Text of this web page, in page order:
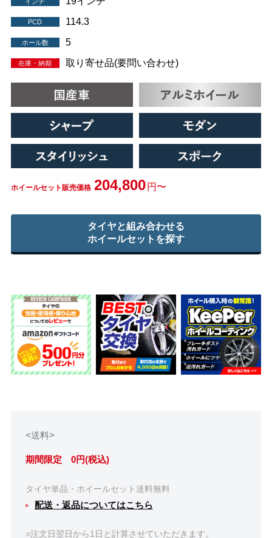
PCD 114.3
ホール数 5
在庫・納期 取り寄せ品(要問い合わせ)
ホイールセット販売価格 204,800 円〜
タイヤと組み合わせる
ホイールセットを探す
<送料>
期間限定 0円(税込)
タイヤ単品・ホイールセット送料無料
配送・返品についてはこちら
○注文日翌日から1日と計算させていただきます。